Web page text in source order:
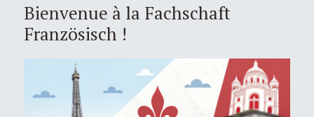
Bienvenue à la Fachschaft
Französisch !